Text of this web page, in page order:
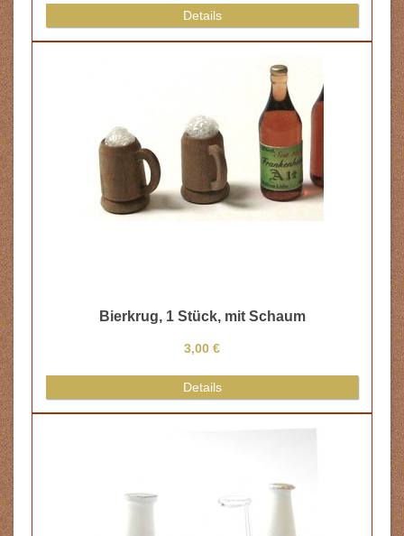
Details
Bierkrug, 1 Stück, mit Schaum
3,00 €
Details